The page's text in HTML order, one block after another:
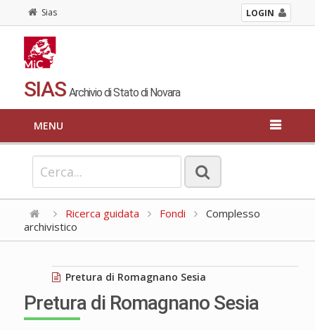
Sias LOGIN
SIAS Archivio di Stato di Novara
MENU
Ricerca guidata Fondi
Complesso
archivistico
Pretura di Romagnano Sesia
Pretura di Romagnano Sesia